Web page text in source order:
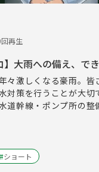
再生
】大雨への備え、で
々激しくなる豪雨。皆
対策を行うことが大切
道幹線・ポンプ所の整
#ショート